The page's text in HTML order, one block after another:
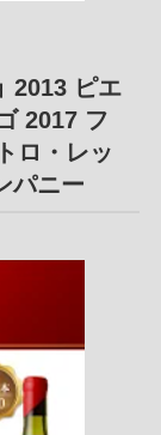
2013 ピエ
2017 フ
ロ・レッ
パニー